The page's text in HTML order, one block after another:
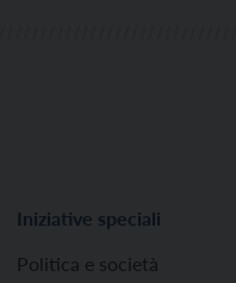
Iniziative speciali
Politica e società